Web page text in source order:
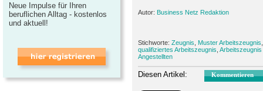
Autor: Business Netz Redaktion
Stichworte: Zeugnis Muster Arbeitszeugnis
qualifiziertes Arbeitszeugnis
Angestellten
Diesen Artikel: Kommentieren
Neue Impulse für Ihren
beruflichen Alltag - kostenlos
und aktuell!